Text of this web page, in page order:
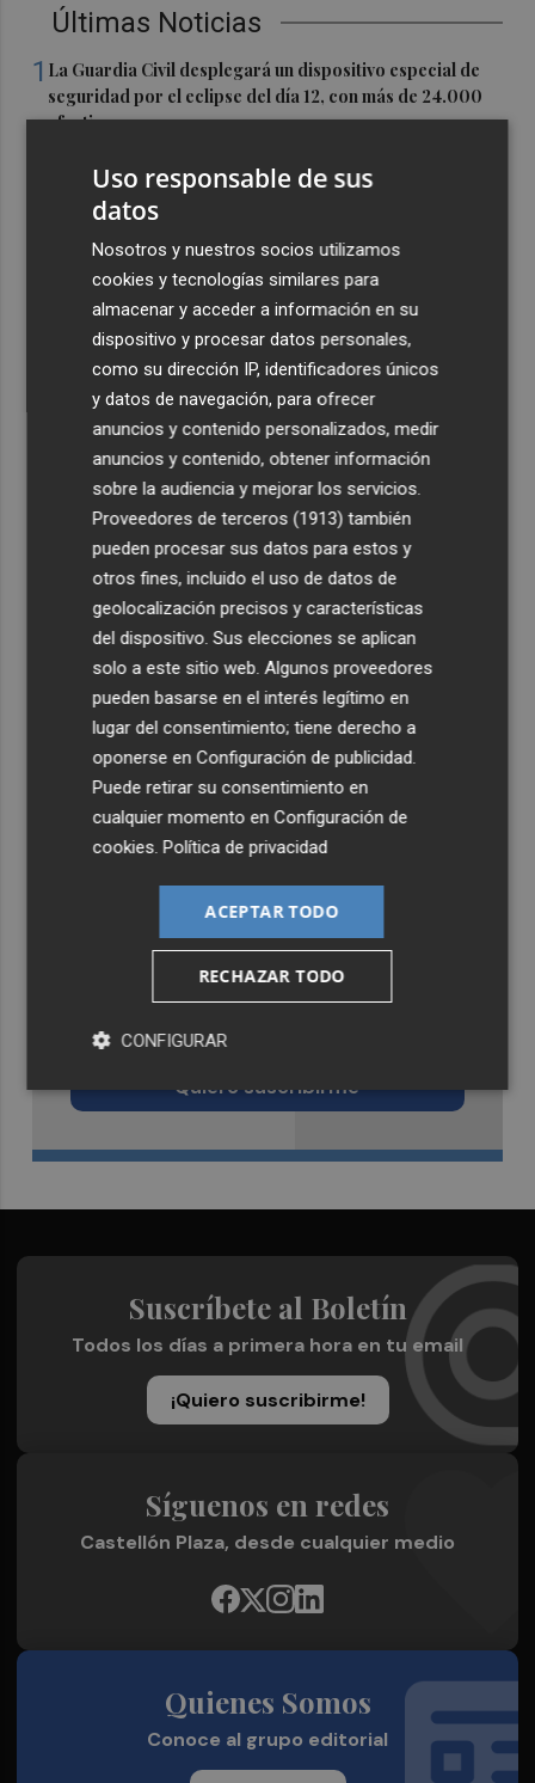
Últimas Noticias
1 La Guardia Civil desplegará un dispositivo especial de
seguridad por el eclipse del día 12, con más de 24.000
efectivos
El Ayuntamiento de València lanza un decálogo para
seguir el eclipse con seguridad
Jorge Martín logra su primera 'pole position' en
Silverstone, con nuevo récord
Carmen Ortí: "Me gustaría ser la consellera que ha
estimulado el cariño por el valenciano"
Un gol de Bardeli decide el duelo entre el Levante y su
filial (1-0)
Recibe toda la actualidad de
Castellón Plaza en tu correo
Quiero suscribirme
Suscríbete al Boletín
Todos los días a primera hora en tu email
¡Quiero suscribirme!
Síguenos en redes
Castellón Plaza, desde cualquier medio
Quienes Somos
Conoce al grupo editorial
Uso responsable de sus
datos
Nosotros y nuestros socios utilizamos
cookies y tecnologías similares para
almacenar y acceder a información en su
dispositivo y procesar datos personales,
como su dirección IP, identificadores únicos
y datos de navegación, para ofrecer
anuncios y contenido personalizados, medir
anuncios y contenido, obtener información
sobre la audiencia y mejorar los servicios.
Proveedores de terceros (1913) también
pueden procesar sus datos para estos y
otros fines, incluido el uso de datos de
geolocalización precisos y características
del dispositivo. Sus elecciones se aplican
solo a este sitio web. Algunos proveedores
pueden basarse en el interés legítimo en
lugar del consentimiento; tiene derecho a
oponerse enConfiguración de publicidad.
Puede retirar su consentimiento en
cualquier momento enConfiguración de
cookies.Política de privacidad
ACEPTAR TODO
RECHAZAR TODO
CONFIGURAR